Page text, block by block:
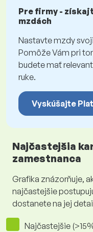
Pre firmy -
mzdách
Nastavte mzdy
Pomôže Vám pri
budete mať
ruke.
Vyskúšajte
Najčastejšia
zamestnanca
Grafika znázorňuje,
najčastejšie
dostanete na jej
Najčastejšie